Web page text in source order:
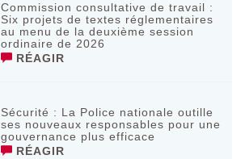
Commission consultative de travail :
Six projets de textes réglementaires
au menu de la deuxième session
ordinaire de 2026
RÉAGIR
Sécurité : La Police nationale outille
ses nouveaux responsables pour une
gouvernance plus efficace
RÉAGIR